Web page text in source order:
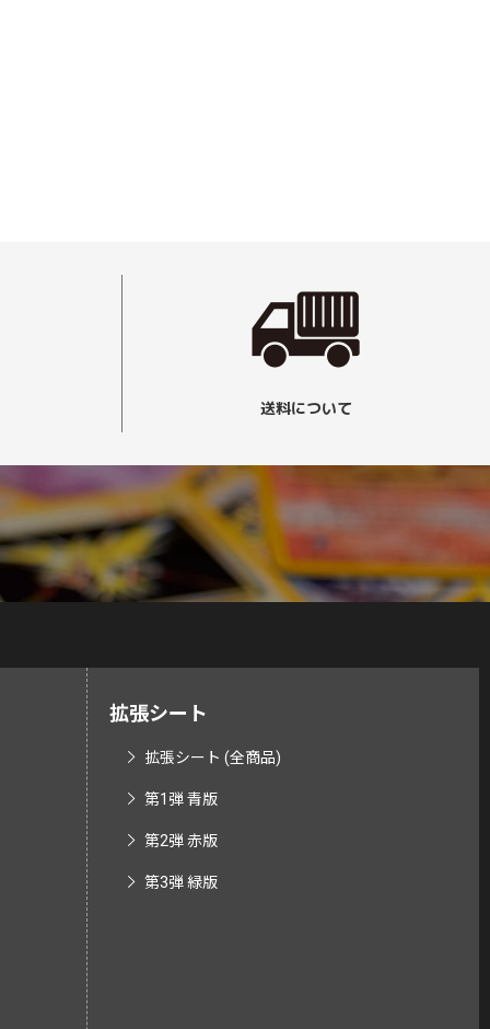
送料について
拡張シート
拡張シート (全商品)
第1弾 青版
第2弾 赤版
第3弾 緑版